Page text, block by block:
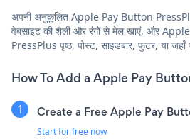
अपनी अनुकूलित Apple Pay Button
वेबसाइट की शैली और रंगों से मेल खाएं, और
PressPlus पृष्ठ, पोस्ट, साइडबार, फुटर, या
How To Add a Apple Pay
Create a Free Apple Pay
Start for free now